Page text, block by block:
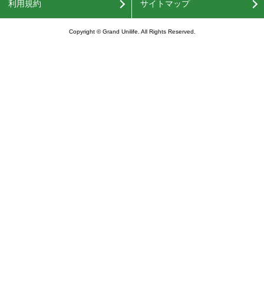
利用規約 サイトマップ
Copyright © Grand Unilife. All Rights Reserved.